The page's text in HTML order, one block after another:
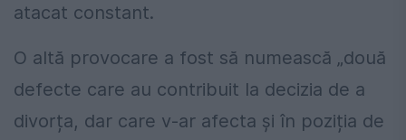
atacat constant.
O altă provocare a fost să numească „două
defecte care au contribuit la decizia de a
divorța, dar care v-ar afecta și în poziția de